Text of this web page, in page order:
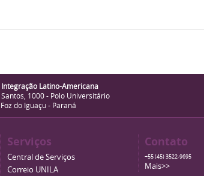
Latino-Americana
1000 - Polo Universitário
do Iguaçu - Paraná
Serviços
Central de Serviços
Correio UNILA
Contato
+55 (45) 3522-9695
Mais>>